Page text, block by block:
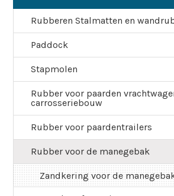
Rubberen Stalmatten en
Paddock
Stapmolen
Rubber voor paarden
carrosseriebouw
Rubber voor paardentrailers
Rubber voor de manegebak
Zandkering voor de